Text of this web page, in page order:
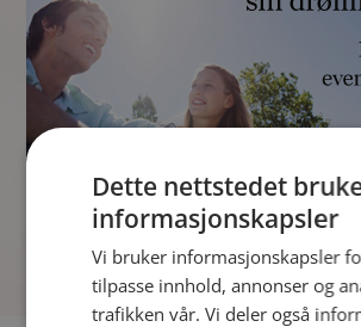
Dette nettstedet
informasjonskapsler
Vi bruker informasjonskapsler
tilpasse innhold, annonser og
trafikken vår. Vi deler også